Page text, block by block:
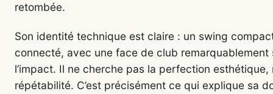
retombée.
Son identité technique est claire : un swing
connecté, avec une face de club remarquablement
l’impact. Il ne cherche pas la perfection esthétique,
répétabilité. C’est précisément ce qui explique sa